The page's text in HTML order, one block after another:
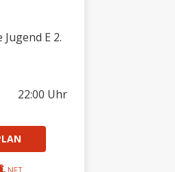
E 2.
22:00 Uhr